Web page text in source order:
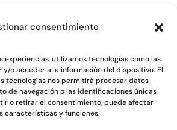
consentimiento
experiencias, utilizamos tecnologías como las
y/o acceder a la información del dispositivo. El
tecnologías nos permitirá procesar datos
de navegación o las identificaciones únicas
o retirar el consentimiento, puede afectar
características y funciones.